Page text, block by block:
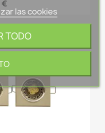
€
las cookies
TODO